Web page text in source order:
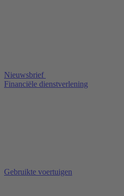
Nieuwsbrief
Financiële dienstverlening
Gebruikte voertuigen